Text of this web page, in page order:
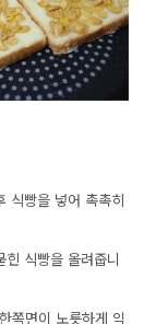
식빵을 넣어 촉촉히
식빵을 올려줍니
쪽면이 노릇하게 익